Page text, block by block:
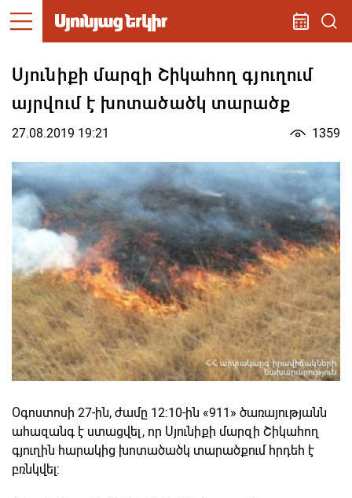
Սյունիքի մարզի Շիկահող գյուղում
այրվում է խոտածածկ տարածք
27.08.2019 19:21 1359
Օգոստոսի 27-ին, ժամը 12:10-ին «911» ծառայությանն
ահազանգ է ստացվել, որ Սյունիքի մարզի Շիկահող
գյուղին հարակից խոտածածկ տարածքում հրդեհ է
բռնկվել: